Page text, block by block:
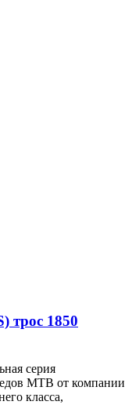
трос 1850
серия
MTB от компании
класса,